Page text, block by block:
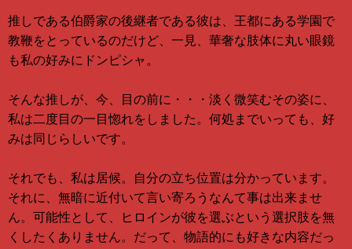
推しである伯爵家の後継者である彼は、王都にある学園で
教鞭をとっているのだけど、一見、華奢な肢体に丸い眼鏡
も私の好みにドンピシャ。
そんな推しが、今、目の前に・・・淡く微笑むその姿に、
私は二度目の一目惚れをしました。何処までいっても、好
みは同じらしいです。
それでも、私は居候。自分の立ち位置は分かっています。
それに、無暗に近付いて言い寄ろうなんて事は出来ませ
ん。可能性として、ヒロインが彼を選ぶという選択肢を無
くしたくありません。だって、物語的にも好きな内容だっ